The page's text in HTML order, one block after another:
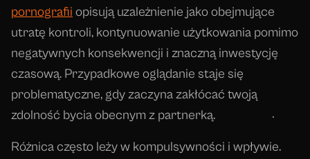
pornografii opisują uzależnienie jako obejmujące
utratę kontroli, kontynuowanie użytkowania pomimo
negatywnych konsekwencji i znaczną inwestycję
czasową. Przypadkowe oglądanie staje się
problematyczne, gdy zaczyna zakłócać twoją
zdolność bycia obecnym z partnerką.
Różnica często leży w kompulsywności i wpływie.